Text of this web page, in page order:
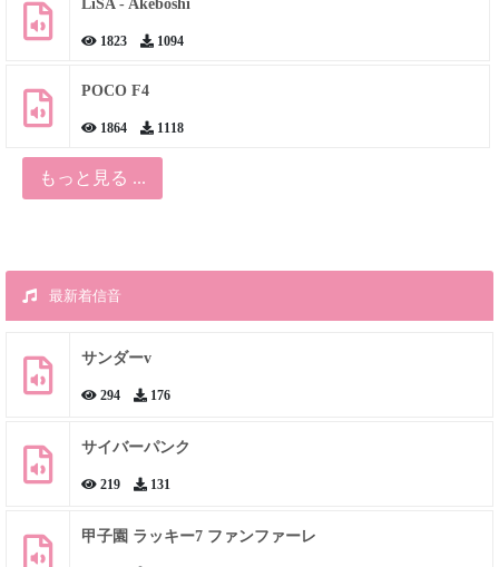
LiSA - Akeboshi
1823 1094
POCO F4
1864 1118
もっと見る ...
最新着信音
サンダーv
294 176
サイバーパンク
219 131
甲子園 ラッキー7 ファンファーレ